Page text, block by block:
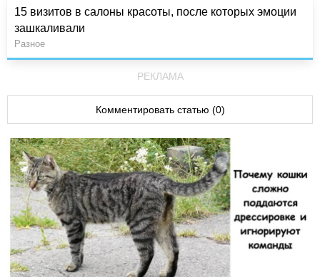
15 визитов в салоны красоты, после которых эмоции
зашкаливали
Разное
РЕКЛАМА
Комментировать статью (0)